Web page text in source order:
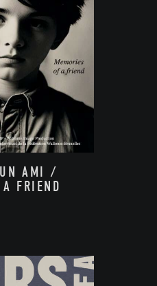
AMI /
FRIEND